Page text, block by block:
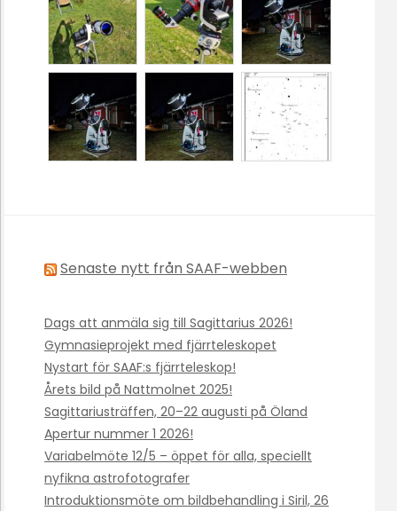
Senaste nytt från SAAF-webben
Dags att anmäla sig till Sagittarius 2026!
Gymnasieprojekt med fjärrteleskopet
Nystart för SAAF:s fjärrteleskop!
Årets bild på Nattmolnet 2025!
Sagittariusträffen, 20–22 augusti på Öland
Apertur nummer 1 2026!
Variabelmöte 12/5 – öppet för alla, speciellt
nyfikna astrofotografer
Introduktionsmöte om bildbehandling i Siril, 26